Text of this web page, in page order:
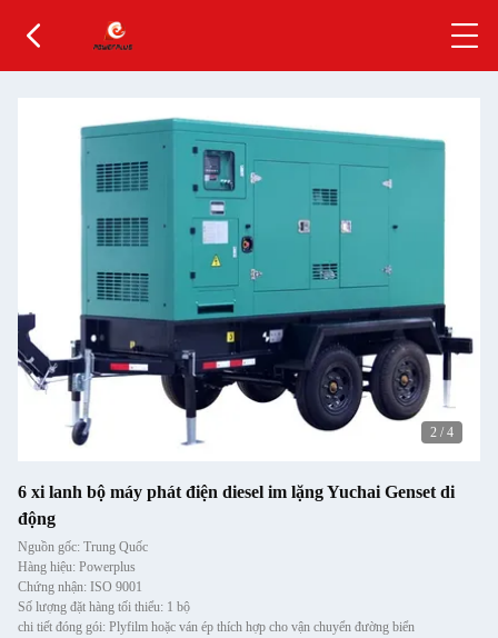
2 / 4
6 xi lanh bộ máy phát điện diesel im lặng Yuchai Genset di
động
Nguồn gốc: Trung Quốc
Hàng hiệu: Powerplus
Chứng nhận: ISO 9001
Số lượng đặt hàng tối thiểu: 1 bộ
chi tiết đóng gói: Plyfilm hoặc ván ép thích hợp cho vận chuyển đường biển